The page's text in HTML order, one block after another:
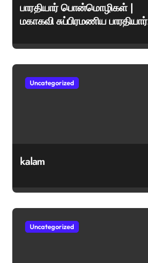
பாரதியார் பொன்மொழிகள் |
மகாகவி சுப்பிரமணிய பாரதியார்
ஊக்கமளிக்கும் வாசகங்கள்
Uncategorized
kalam
Uncategorized